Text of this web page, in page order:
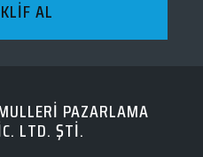
AL
PAZARLAMA
LTD. ŞTİ.